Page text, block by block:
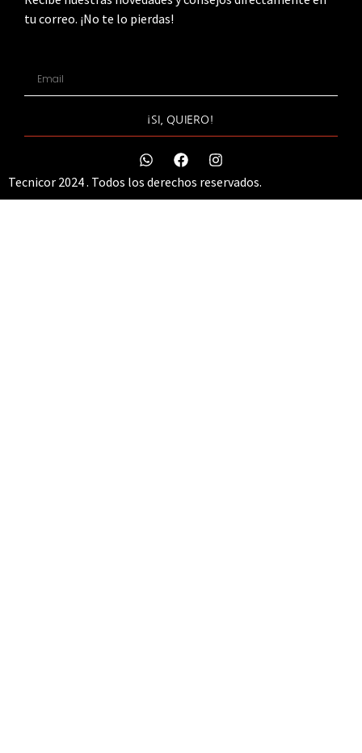
tu correo. ¡No te lo pierdas!
¡SI, QUIERO!
Tecnicor 2024 . Todos los derechos reservados.